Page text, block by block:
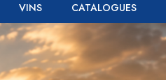
VINS CATALOGUES